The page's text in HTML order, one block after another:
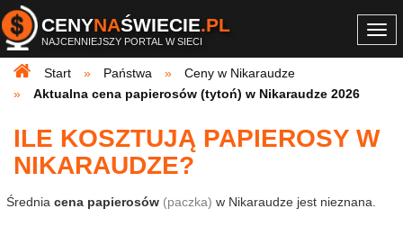
CENYNAŚWIECIE.PL
NAJCENNIEJSZY PORTAL W SIECI
Start
Państwa
Ceny w Nikaraudze
Aktualna cena papierosów (tytoń) w Nikaraudze 2026
ILE KOSZTUJĄ PAPIEROSY W
NIKARAUDZE?
Średnia cena papierosów (paczka) w Nikaraudze jest nieznana.